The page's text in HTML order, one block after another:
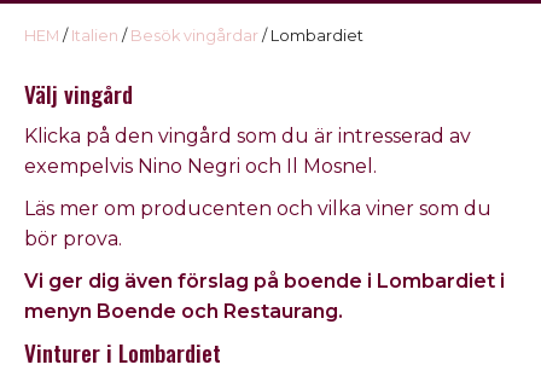
HEM / Italien / Besök vingårdar / Lombardiet
Välj vingård
Klicka på den vingård som du är intresserad av
exempelvis Nino Negri och Il Mosnel.
Läs mer om producenten och vilka viner som du
bör prova.
Vi ger dig även förslag på boende i Lombardiet i
menyn Boende och Restaurang.
Vinturer i Lombardiet